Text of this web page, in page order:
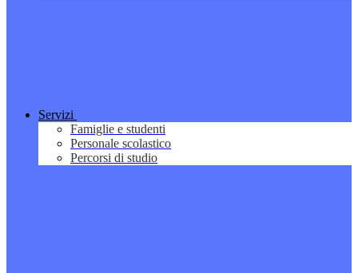
Servizi
Famiglie e studenti
Personale scolastico
Percorsi di studio